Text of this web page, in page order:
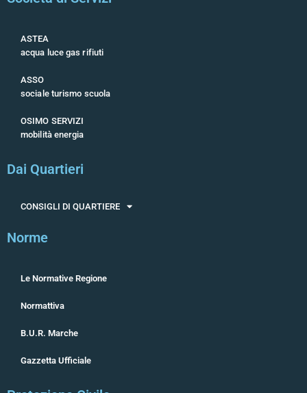
ASTEA
acqua luce gas rifiuti
ASSO
sociale turismo scuola
OSIMO SERVIZI
mobilità energia
Dai Quartieri
CONSIGLI DI QUARTIERE
Norme
Le Normative Regione
Normattiva
B.U.R. Marche
Gazzetta Ufficiale